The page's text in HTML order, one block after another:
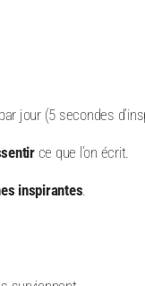
par jour (5 secondes
ce que l’on écrit.
inspirantes.